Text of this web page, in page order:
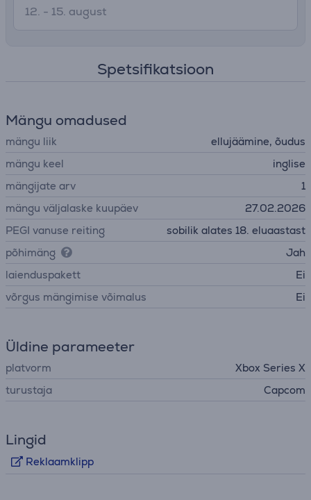
12. - 15. august
Spetsifikatsioon
Mängu omadused
mängu liik
ellujäämine, õudus
mängu keel
inglise
mängijate arv
1
mängu väljalaske kuupäev
27.02.2026
PEGI vanuse reiting
sobilik alates 18. eluaastast
põhimäng
Jah
laienduspakett
Ei
võrgus mängimise võimalus
Ei
Üldine parameeter
platvorm
Xbox Series X
turustaja
Capcom
Lingid
Reklaamklipp